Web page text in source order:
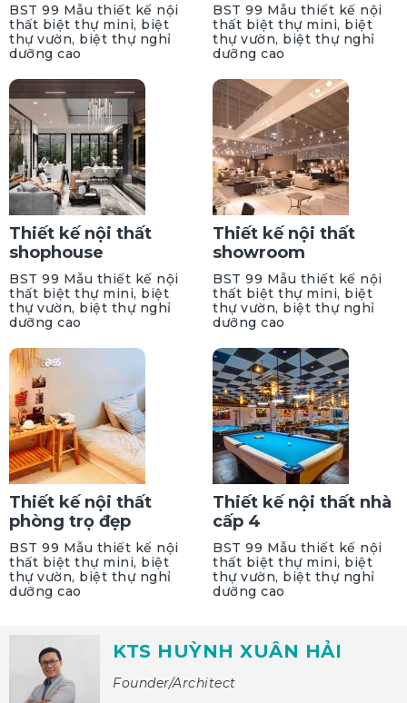
BST 99 Mẫu thiết kế nội
thất biệt thự mini, biệt
thự vườn, biệt thự nghỉ
dưỡng cao
BST 99 Mẫu thiết kế nội
thất biệt thự mini, biệt
thự vườn, biệt thự nghỉ
dưỡng cao
Thiết kế nội thất
shophouse
BST 99 Mẫu thiết kế nội
thất biệt thự mini, biệt
thự vườn, biệt thự nghỉ
dưỡng cao
Thiết kế nội thất
showroom
BST 99 Mẫu thiết kế nội
thất biệt thự mini, biệt
thự vườn, biệt thự nghỉ
dưỡng cao
Thiết kế nội thất
phòng trọ đẹp
BST 99 Mẫu thiết kế nội
thất biệt thự mini, biệt
thự vườn, biệt thự nghỉ
dưỡng cao
Thiết kế nội thất nhà
cấp 4
BST 99 Mẫu thiết kế nội
thất biệt thự mini, biệt
thự vườn, biệt thự nghỉ
dưỡng cao
KTS HUỲNH XUÂN HẢI
Founder/Architect